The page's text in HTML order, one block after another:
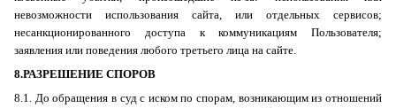
невозможности использования сайта, или отдельных сервисов;
несанкционированного доступа к коммуникациям Пользователя;
заявления или поведения любого третьего лица на сайте.
8.РАЗРЕШЕНИЕ СПОРОВ
8.1. До обращения в суд с иском по спорам, возникающим из отношений